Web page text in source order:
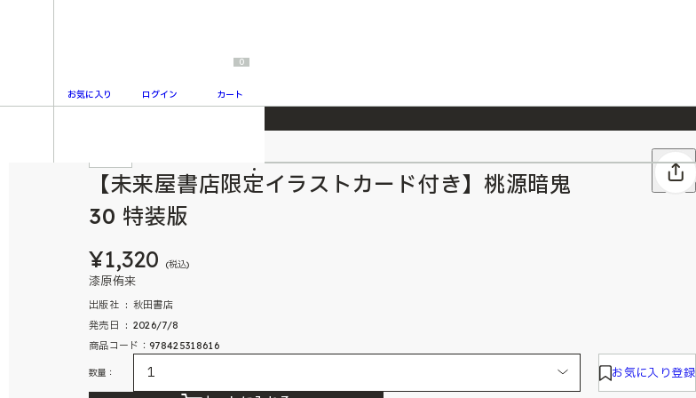
2026/7/23 『ONE PIECE magazine 021 ONE PIECEカード付き同梱版』発売延期のご案内
お気に入り ログイン
0
カート
【未来屋書店限定イラストカード付き】桃源暗鬼
30 特装版
¥1,320 (税込)
漆原侑来
出版社 ‏ : ‎ 秋田書店
発売日 ‏ : ‎ 2026/7/8
商品コード：978425318616
数量： お気に入り登録